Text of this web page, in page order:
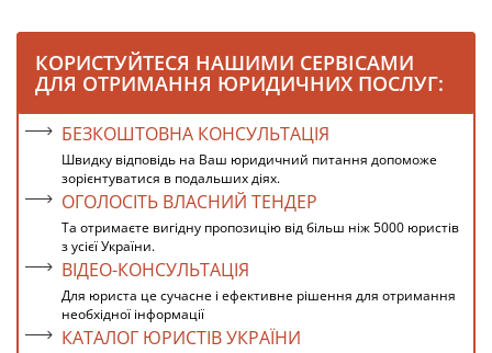
КОРИСТУЙТЕСЯ НАШИМИ СЕРВІСАМИ
ДЛЯ ОТРИМАННЯ ЮРИДИЧНИХ ПОСЛУГ:
БЕЗКОШТОВНА КОНСУЛЬТАЦІЯ
Швидку відповідь на Ваш юридичний питання допоможе
зорієнтуватися в подальших діях.
ОГОЛОСІТЬ ВЛАСНИЙ ТЕНДЕР
Та отримаєте вигідну пропозицію від більш ніж 5000 юристів
з усієї України.
ВІДЕО-КОНСУЛЬТАЦІЯ
Для юриста це сучасне і ефективне рішення для отримання
необхідної інформації
КАТАЛОГ ЮРИСТІВ УКРАЇНИ